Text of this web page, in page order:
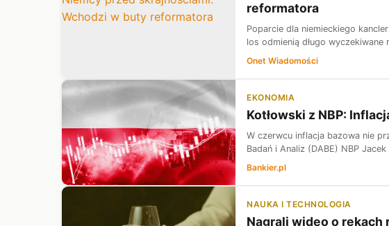
reformatora
Poparcie dla niemieckiego
los odmienią długo
Onet Wiadomości
EKONOMIA
Kotłowski z NBP:
W czerwcu inflacja bazowa nie
Badań i Analiz (DABE) NBP
Bankier.pl
NAUKA I TECHNOLOGIA
Nagrali wideo o rękach